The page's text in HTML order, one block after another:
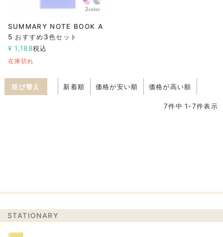
SUMMARY NOTE BOOK A
5 おすすめ3色セット
¥ 1,188税込
在庫切れ
並び替え 新着順 価格が安い順 価格が高い順
7件中 1-7件表示
STATIONARY